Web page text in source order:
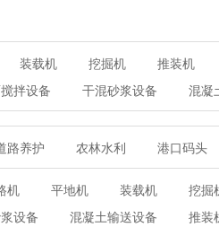
装载机 挖掘机 推装机
拌设备 干混砂浆设备 混凝
路养护 农林水利 港口码头
机 平地机 装载机 挖掘
设备 混凝土输送设备 推装